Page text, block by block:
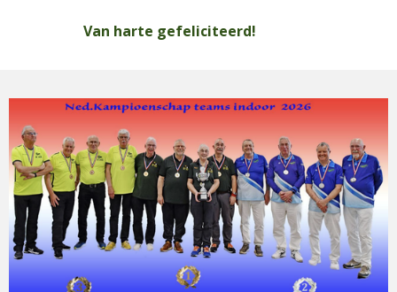
Van harte gefeliciteerd!